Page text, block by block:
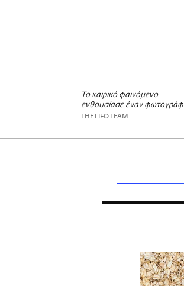
Το καιρικό φαινόμενο
ενθουσίασε έναν
THE LIFO TEAM